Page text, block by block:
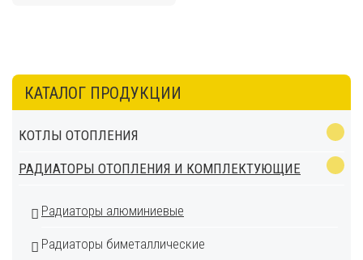
КАТАЛОГ ПРОДУКЦИИ
КОТЛЫ ОТОПЛЕНИЯ
РАДИАТОРЫ ОТОПЛЕНИЯ И КОМПЛЕКТУЮЩИЕ
Радиаторы алюминиевые
Радиаторы биметаллические